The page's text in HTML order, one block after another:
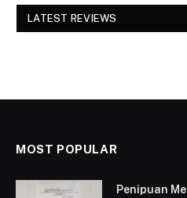
LATEST REVIEWS
MOST POPULAR
Penipuan